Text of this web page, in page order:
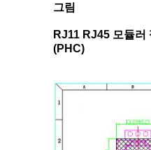
그림
RJ11 RJ45 모듈러
(PHC)